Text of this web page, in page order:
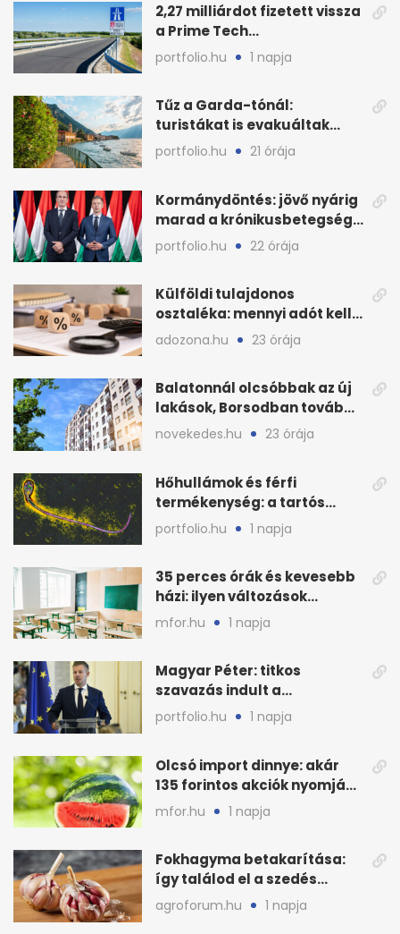
2,27 milliárdot fizetett vissza
a Prime Tech
Magántőkealap az
államnak
portfolio.hu 1 napja
Tűz a Garda-tónál:
turistákat is evakuáltak
Tignale térségéből
portfolio.hu 21 órája
Kormánydöntés: jövő nyárig
marad a krónikusbetegség-
menedzsment
portfolio.hu 22 órája
Külföldi tulajdonos
osztaléka: mennyi adót kell
levonni 2026-ban?
adozona.hu 23 órája
Balatonnál olcsóbbak az új
lakások, Borsodban tovább
drágulnak
novekedes.hu 23 órája
Hőhullámok és férfi
termékenység: a tartós
hőstressz kimutathatóan
ront
portfolio.hu 1 napja
35 perces órák és kevesebb
házi: ilyen változások
jöhetnek az iskolákban
mfor.hu 1 napja
Magyar Péter: titkos
szavazás indult a
köztársasági elnökjelöltről
portfolio.hu 1 napja
Olcsó import dinnye: akár
135 forintos akciók nyomják
le a piacot
mfor.hu 1 napja
Fokhagyma betakarítása:
így találod el a szedés
legjobb időpontját
agroforum.hu 1 napja